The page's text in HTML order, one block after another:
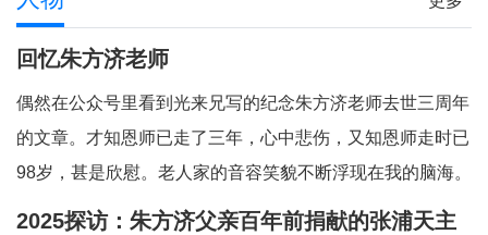
回忆朱方济老师
偶然在公众号里看到光来兄写的纪念朱方济老师去世三周年
的文章。才知恩师已走了三年，心中悲伤，又知恩师走时已
98岁，甚是欣慰。老人家的音容笑貌不断浮现在我的脑海。
一、和蔼可亲的英语老师——上海教区知识分子的典范。老
2025探访：朱方济父亲百年前捐献的张浦天主